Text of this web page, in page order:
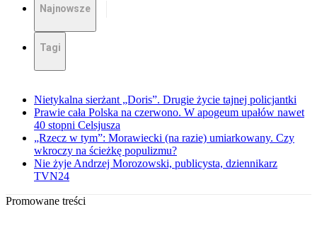
Najnowsze
Tagi
Nietykalna sierżant „Doris”. Drugie życie tajnej policjantki
Prawie cała Polska na czerwono. W apogeum upałów nawet
40 stopni Celsjusza
„Rzecz w tym”: Morawiecki (na razie) umiarkowany. Czy
wkroczy na ścieżkę populizmu?
Nie żyje Andrzej Morozowski, publicysta, dziennikarz
TVN24
Promowane treści